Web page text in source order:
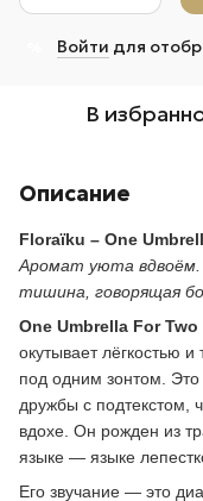
Войти для
В
Описание
Floraïku – One
Аромат уюта вдвоём.
тишина, говорящая
One Umbrella For Two
окутывает лёгкостью
под одним зонтом. Это
дружбы с подтекстом,
вдохе. Он рожден из
языке — языке
Его звучание — это